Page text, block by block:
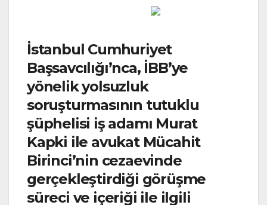
İstanbul Cumhuriyet
Başsavcılığı’nca, İBB’ye
yönelik yolsuzluk
soruşturmasının tutuklu
şüphelisi iş adamı Murat
Kapki ile avukat Mücahit
Birinci’nin cezaevinde
gerçekleştirdiği görüşme
süreci ve içeriği ile ilgili